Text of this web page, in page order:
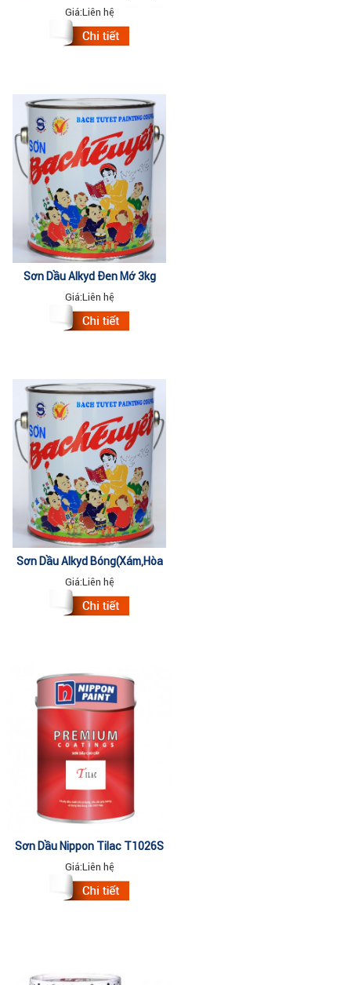
3Lit
Giá:Liên hệ
Sơn Dầu Alkyd Đen Mờ 3kg
Giá:Liên hệ
Sơn Dầu Alkyd Bóng(Xám,Hòa
Bình,Vàng Chanh,Lá Mạ,Vert
Nikko,Xanh Rêu...) 16kg
Giá:Liên hệ
Sơn Dầu Nippon Tilac T1026S
WHITE MATT 3Lit
Giá:Liên hệ